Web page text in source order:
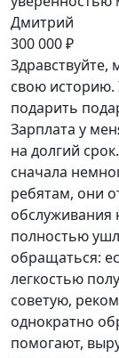
Дмитрий
300 000 ₽
Здравствуйте,
свою историю.
подарить
Зарплата у
на долгий
сначала
ребятам, они
обслуживания
полностью
обращаться:
легкостью
советую,
однократно
помогают,